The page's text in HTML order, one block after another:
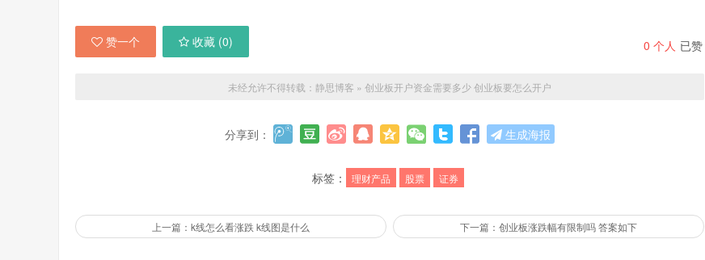
0 个人 已赞
赞一个 收藏 (0)
未经允许不得转载： 静思博客 » 创业板开户资金需要多少 创业板要怎么开户
分享到： 生成海报
标签： 理财产品 股票 证券
上一篇：k线怎么看涨跌 k线图是什么 下一篇：创业板涨跌幅有限制吗 答案如下